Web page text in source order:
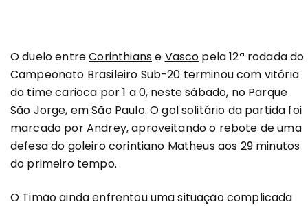
O duelo entreCorinthianse Vasco pela 12ª rodada do
Campeonato Brasileiro Sub-20 terminou com vitória
do time carioca por 1 a 0, neste sábado, no Parque
São Jorge, emSão Paulo. O gol solitário da partida foi
marcado por Andrey, aproveitando o rebote de uma
defesa do goleiro corintiano Matheus aos 29 minutos
do primeiro tempo.
O Timão ainda enfrentou uma situação complicada